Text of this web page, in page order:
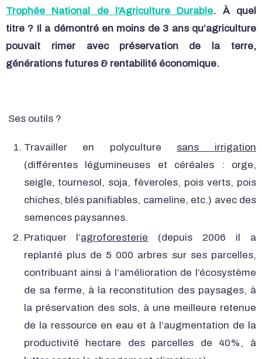
Trophée National de l’Agriculture Durable. À quel
titre ? Il a démontré en moins de 3 ans qu’agriculture
pouvait rimer avec préservation de la terre,
générations futures & rentabilité économique.
Ses outils ?
Travailler en polyculture sans irrigation
(différentes légumineuses et céréales : orge,
seigle, tournesol, soja, fèveroles, pois verts, pois
chiches, blés panifiables, cameline, etc.) avec des
semences paysannes.
Pratiquer l’agroforesterie (depuis 2006 il a
replanté plus de 5 000 arbres sur ses parcelles,
contribuant ainsi à l’amélioration de l’écosystème
de sa ferme, à la reconstitution des paysages, à
la préservation des sols, à une meilleure retenue
de la ressource en eau et à l’augmentation de la
productivité hectare des parcelles de 40%, à